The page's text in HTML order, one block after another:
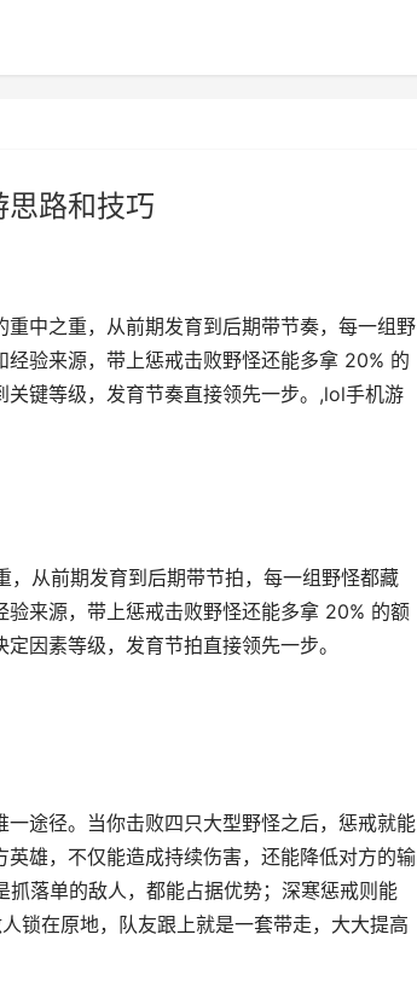
路和技巧
中之重，从前期发育到后期带节奏，每一组野
验来源，带上惩戒击败野怪还能多拿 20% 的
键等级，发育节奏直接领先一步。,lol手机游
从前期发育到后期带节拍，每一组野怪都藏
来源，带上惩戒击败野怪还能多拿 20% 的额
因素等级，发育节拍直接领先一步。
途径。当你击败四只大型野怪之后，惩戒就能
雄，不仅能造成持续伤害，还能降低对方的输
抓落单的敌人，都能占据优势；深寒惩戒则能
锁在原地，队友跟上就是一套带走，大大提高